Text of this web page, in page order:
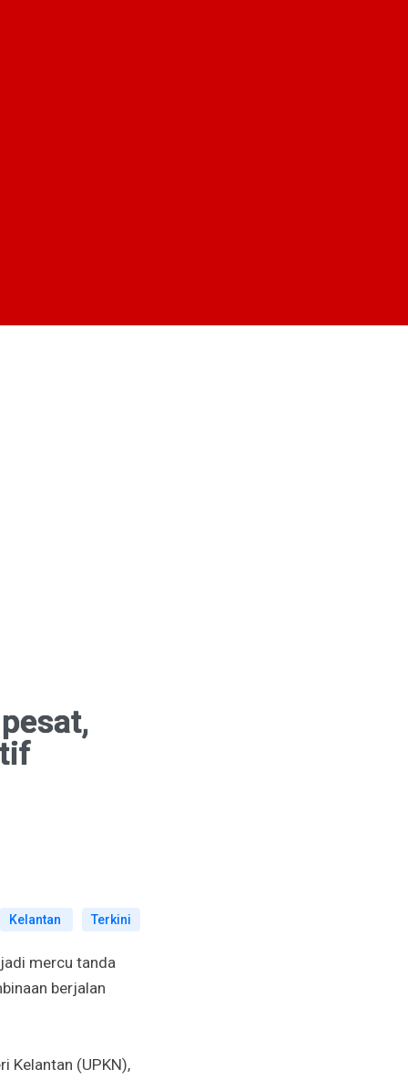
Kelantan Terkini
mercu tanda
berjalan
Kelantan (UPKN),